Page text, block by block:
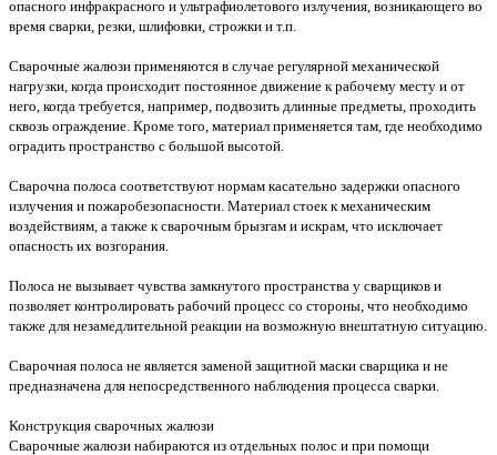
опасного инфракрасного и ультрафиолетового излучения, возникающего во
время сварки, резки, шлифовки, строжки и т.п.
Сварочные жалюзи применяются в случае регулярной механической
нагрузки, когда происходит постоянное движение к рабочему месту и от
него, когда требуется, например, подвозить длинные предметы, проходить
сквозь ограждение. Кроме того, материал применяется там, где необходимо
оградить пространство с большой высотой.
Сварочна полоса соответствуют нормам касательно задержки опасного
излучения и пожаробезопасности. Материал стоек к механическим
воздействиям, а также к сварочным брызгам и искрам, что исключает
опасность их возгорания.
Полоса не вызывает чувства замкнутого пространства у сварщиков и
позволяет контролировать рабочий процесс со стороны, что необходимо
также для незамедлительной реакции на возможную внештатную ситуацию.
Сварочная полоса не является заменой защитной маски сварщика и не
предназначена для непосредственного наблюдения процесса сварки.
Конструкция сварочных жалюзи
Сварочные жалюзи набираются из отдельных полос и при помощи